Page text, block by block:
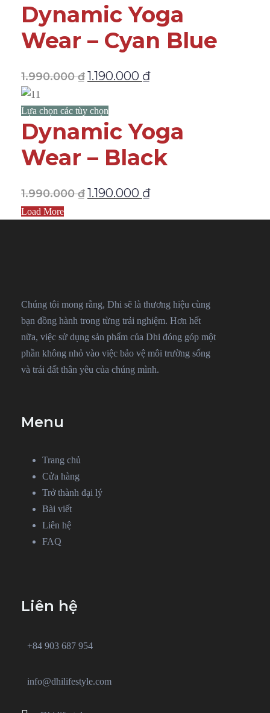
Dynamic Yoga
Wear – Cyan Blue
1.990.000₫1.190.000 ₫
Lựa chọn các tùy chọn
Dynamic Yoga
Wear – Black
1.990.000₫1.190.000 ₫
Load More
Chúng tôi mong rằng, Dhi sẽ là thương hiệu cùng
bạn đồng hành trong từng trải nghiệm. Hơn hết
nữa, việc sử dụng sản phẩm của Dhi đóng góp một
phần không nhỏ vào việc bảo vệ môi trường sống
và trái đất thân yêu của chúng mình.
Menu
Trang chủ
Cửa hàng
Trở thành đại lý
Bài viết
Liên hệ
FAQ
Liên hệ
+84 903 687 954
info@dhilifestyle.com